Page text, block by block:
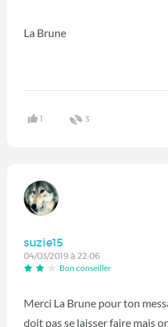
La Brune
1 3
suzie15
04/03/2019 à 22:06
Bon conseiller
Merci La Brune pour ton
doit pas se laisser faire mais